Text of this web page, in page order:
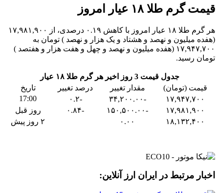
قیمت گرم طلا ۱۸ عیار امروز
هر گرم طلا ۱۸ عیار امروز با کاهش ۰.۱۹ درصدی، از ۱۷,۹۸۱,۹۰۰
(هفده میلیون و نهصد و هشتاد و یک هزار و نهصد ) تومان به
۱۷,۹۴۷,۷۰۰ (هفده میلیون و نهصد و چهل و هفت هزار و هفتصد )
تومان رسید.
جدول قیمت 3 روز اخیر هر گرم طلا ۱۸ عیار
قیمت (تومان)
مقدار تغییر درصد تغییر
تاریخ
۱۷,۹۴۷,۷۰۰
-۳۴,۲۰۰.۰۰ -۰.۲
17:00
۱۷,۹۸۱,۹۰۰
-۱۵۰,۵۰۰.۰۰ -۰.۸۴
روز قبل
۱۸,۱۳۲,۴۰۰
۰.۰۰ ۲ روز پیش
اخبار مرتبط در ایران ارز آنلاین: